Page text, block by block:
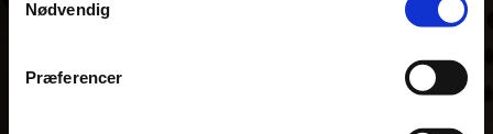
Nødvendig
Præferencer
PÅ ÅSG DANNER